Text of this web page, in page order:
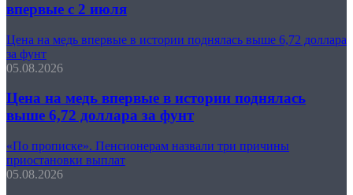
впервые с 2 июля
Цена на медь впервые в истории поднялась выше 6,72 доллара
за фунт
05.08.2026
Цена на медь впервые в истории поднялась
выше 6,72 доллара за фунт
«По прописке». Пенсионерам назвали три причины
приостановки выплат
05.08.2026